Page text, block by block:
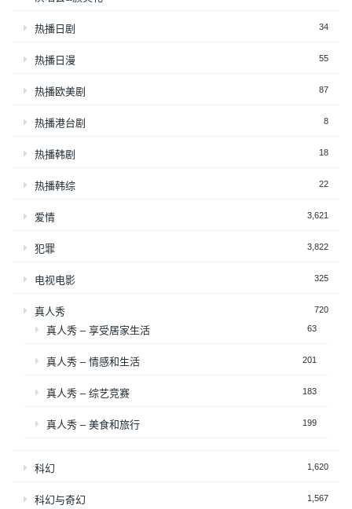
热播日剧 34
热播日漫 55
热播欧美剧 87
热播港台剧 8
热播韩剧 18
热播韩综 22
爱情 3,621
犯罪 3,822
电视电影 325
真人秀 720
真人秀 – 享受居家生活 63
真人秀 – 情感和生活 201
真人秀 – 综艺竞赛 183
真人秀 – 美食和旅行 199
科幻 1,620
科幻与奇幻 1,567